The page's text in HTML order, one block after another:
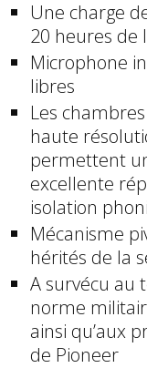
Une charge
20 heures de
Microphone
libres
Les
haute
permettent
excellente
isolation
Mécanisme
hérités de la
A survécu au
norme
ainsi qu’aux
de Pioneer